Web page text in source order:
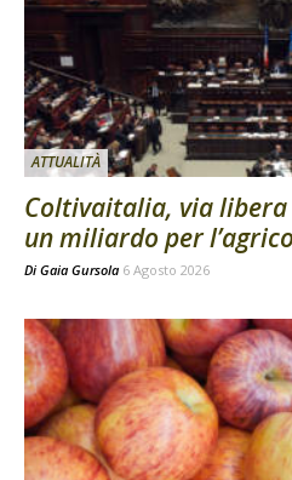
ATTUALITÀ
Coltivaitalia, via
un miliardo per
Di Gaia Gursola 6 Agosto 2026